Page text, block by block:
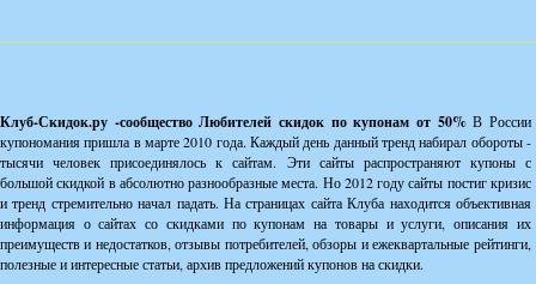
Клуб-Скидок.ру -сообщество Любителей скидок по купонам от 50%В России
купономания пришла в марте 2010 года. Каждый день данный тренд набирал обороты -
тысячи человек присоединялось к сайтам. Эти сайты распространяют купоны с
большой скидкой в абсолютно разнообразные места. Но 2012 году сайты постиг кризис
и тренд стремительно начал падать. На страницах сайта Клуба находится объективная
информация о сайтах со скидками по купонам на товары и услуги, описания их
преимуществ и недостатков, отзывы потребителей, обзоры и ежеквартальные рейтинги,
полезные и интересные статьи, архив предложений купонов на скидки.